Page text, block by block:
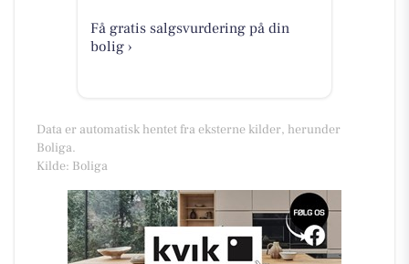
Få gratis salgsvurdering på din
bolig ›
Data er automatisk hentet fra eksterne kilder, herunder
Boliga.
Kilde: Boliga